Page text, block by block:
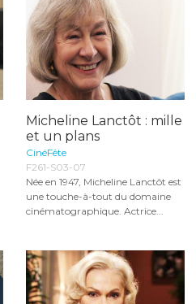
Micheline Lanctôt : mille
et un plans
CinéFête
F261-S03-07
Née en 1947, Micheline Lanctôt est
une touche-à-tout du domaine
cinématographique. Actrice...